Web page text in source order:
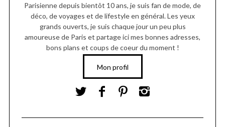
Parisienne depuis bientôt 10 ans, je suis fan de mode, de
déco, de voyages et de lifestyle en général. Les yeux
grands ouverts, je suis chaque jour un peu plus
amoureuse de Paris et partage ici mes bonnes adresses,
bons plans et coups de coeur du moment !
Mon profil